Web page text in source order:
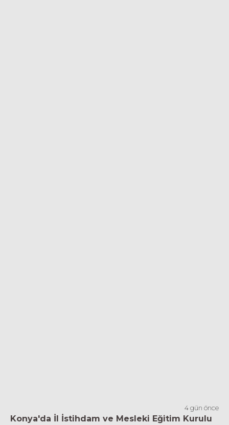
4 gün önce
Konya'da İl İstihdam ve Mesleki Eğitim Kurulu